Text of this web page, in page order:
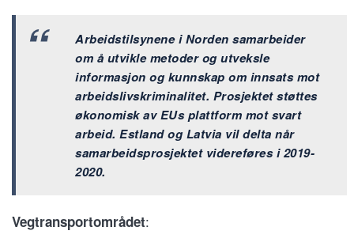
Arbeidstilsynene i Norden samarbeider
om å utvikle metoder og utveksle
informasjon og kunnskap om innsats mot
arbeidslivskriminalitet. Prosjektet støttes
økonomisk av EUs plattform mot svart
arbeid. Estland og Latvia vil delta når
samarbeidsprosjektet videreføres i 2019-
2020.
Vegtransportområdet: